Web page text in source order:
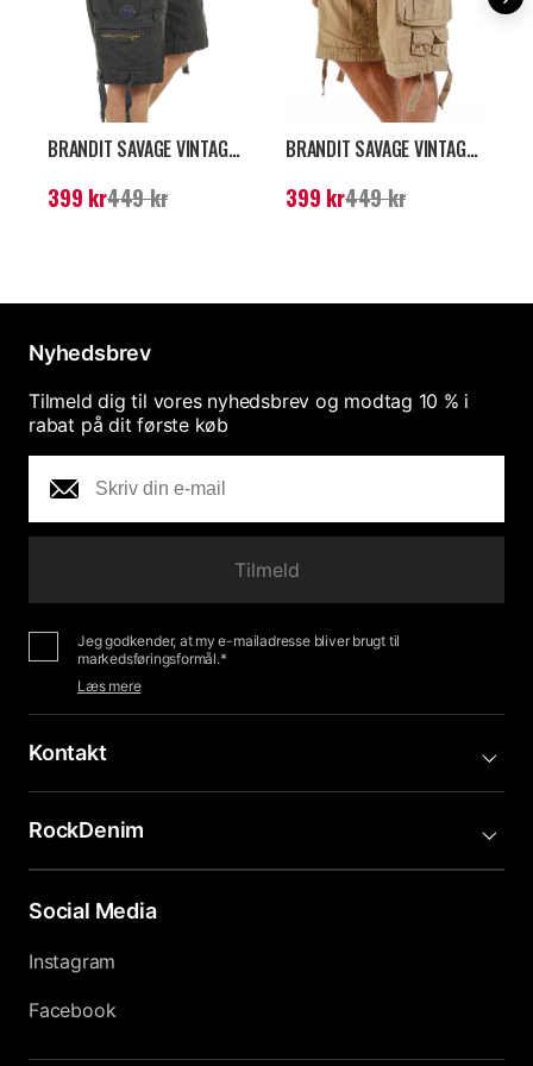
BRANDIT SAVAGE VINTAGE SHORTS - MØRKEGRÅ
Nuværende pris:399
399 kr449 kr
BRANDIT SAVAGE VINTAGE SHORTS - BEIGE
Nuværende pris:399
399 kr449 kr
Nyhedsbrev
Tilmeld dig til vores nyhedsbrev og modtag 10 % i
rabat på dit første køb
Tilmeld
Jeg godkender, at my e-mailadresse bliver brugt til
markedsføringsformål.*
Læs mere
Kontakt
RockDenim
Social Media
Instagram
Facebook